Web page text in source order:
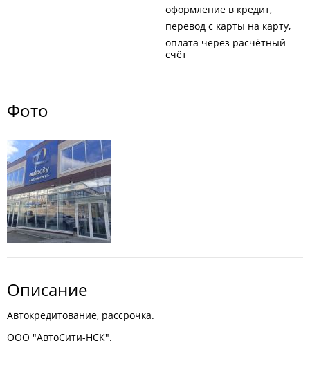
оформление в кредит
перевод с карты на карту
оплата через расчётный
счёт
Фото
Описание
Автокредитование, рассрочка.
ООО "АвтоСити-НСК".